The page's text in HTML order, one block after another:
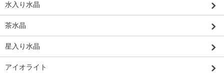
水入り水晶
茶水晶
星入り水晶
アイオライト